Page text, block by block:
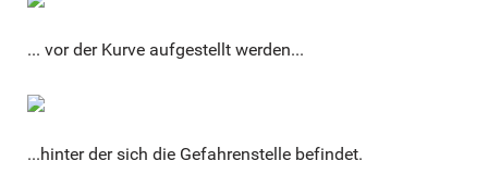
... vor der Kurve aufgestellt werden...
...hinter der sich die Gefahrenstelle befindet.